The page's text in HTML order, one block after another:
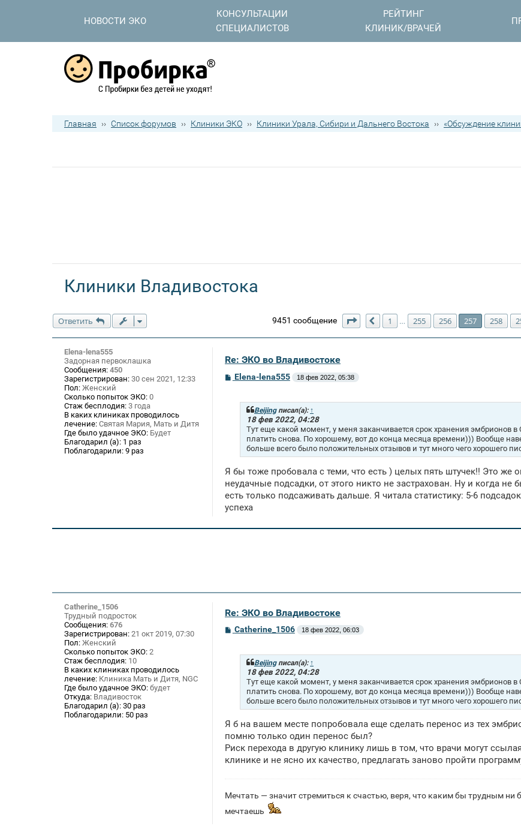
НОВОСТИ ЭКО
КОНСУЛЬТАЦИИ
СПЕЦИАЛИСТОВ
РЕЙТИНГ
КЛИНИК/ВРАЧЕЙ
Главная ›› Список форумов ›› Клиники ЭКО ›› Клиники Урала, Сибири и Дальнего Востока ›› «Обсуждение
Клиники Владивостока
Ответить 9451 сообщение Страница 257 из271
Пред.
1 … 255 256 257 258
Elena-lena555
Задорная первоклашка
Сообщения: 450
Зарегистрирован: 30 сен 2021, 12:33
Пол: Женский
Сколько попыток ЭКО: 0
Стаж бесплодия: 3 года
В каких клиниках проводилось
лечение: Святая Мария, Мать и Дитя
Где было удачное ЭКО: Будет
Благодарил (а): 1 раз
Поблагодарили: 9 раз
Re: ЭКО во Владивостоке
СElena-lena555 18 фев 2022, 05:38
Beijingписал(а): ↑
18 фев 2022, 04:28
Тут еще какой момент, у меня заканчивается срок хранения эмбрионов
платить снова. По хорошему, вот до конца месяца времени))) Вообще
больше всего было положительных отзывов и тут много чего хорошего
Я бы тоже пробовала с теми, что есть ) целых пять штучек!! Это же
неудачные подсадки, от этого никто не застрахован. Ну и когда
есть только подсаживать дальше. Я читала статистику: 5-6
успеха
Catherine_1506
Трудный подросток
Сообщения: 676
Зарегистрирован: 21 окт 2019, 07:30
Пол: Женский
Сколько попыток ЭКО: 2
Стаж бесплодия: 10
В каких клиниках проводилось
лечение: Клиника Мать и Дитя, NGC
Где было удачное ЭКО: будет
Откуда: Владивосток
Благодарил (а): 30 раз
Поблагодарили: 50 раз
Re: ЭКО во Владивостоке
СCatherine_1506 18 фев 2022, 06:03
Beijingписал(а): ↑
18 фев 2022, 04:28
Тут еще какой момент, у меня заканчивается срок хранения эмбрионов
платить снова. По хорошему, вот до конца месяца времени))) Вообще
больше всего было положительных отзывов и тут много чего хорошего
Я б на вашем месте попробовала еще сделать перенос из тех
помню только один перенос был?
Риск перехода в другую клинику лишь в том, что врачи могут
клинике и не ясно их качество, предлагать заново пройти
Мечтать — значит стремиться к счастью, веря, что каким бы трудным ни
мечтаешь